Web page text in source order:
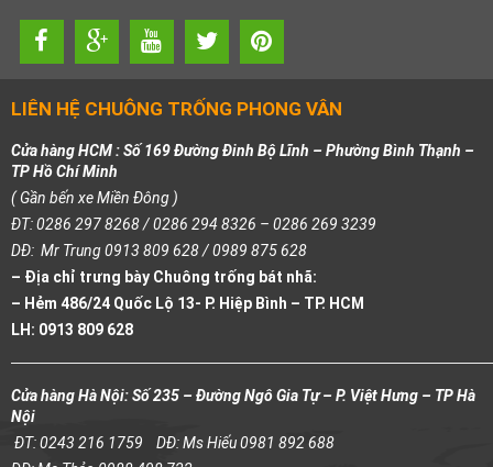
LIÊN HỆ CHUÔNG TRỐNG PHONG VÂN
Cửa hàng HCM : Số 169 Đường Đinh Bộ Lĩnh – Phường Bình Thạnh –
TP Hồ Chí Minh
( Gần bến xe Miền Đông )
ĐT: 0286 297 8268 / 0286 294 8326 – 0286 269 3239
DĐ: Mr Trung 0913 809 628 / 0989 875 628
– Địa chỉ trưng bày Chuông trống bát nhã:
– Hẻm 486/24 Quốc Lộ 13- P. Hiệp Bình – TP. HCM
LH: 0913 809 628
Cửa hàng Hà Nội: Số 235 – Đường Ngô Gia Tự – P. Việt Hưng – TP Hà
Nội
ĐT: 0243 216 1759 DĐ: Ms Hiếu 0981 892 688